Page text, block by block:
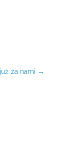
za nami →